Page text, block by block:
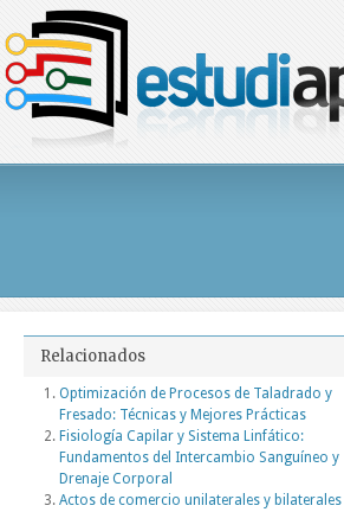
Relacionados
Optimización de Procesos de Taladrado y
Fresado: Técnicas y Mejores Prácticas
Fisiología Capilar y Sistema Linfático:
Fundamentos del Intercambio Sanguíneo y
Drenaje Corporal
Actos de comercio unilaterales y bilaterales